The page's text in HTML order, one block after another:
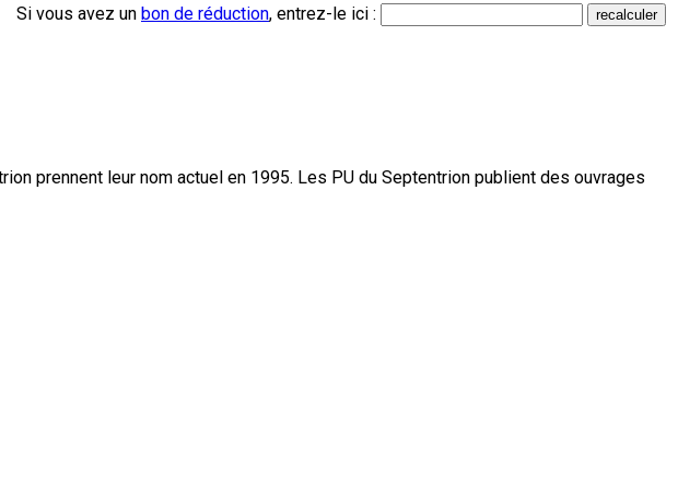
Si vous avez un bon de réduction, entrez-le ici :
prennent leur nom actuel en 1995. Les PU du Septentrion publient des ouvrages